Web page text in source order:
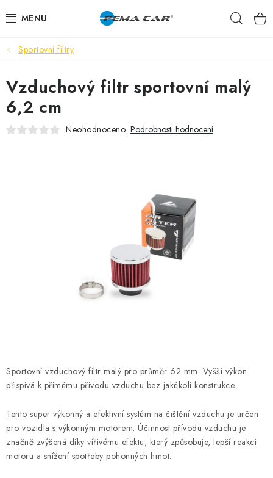
na
NOVINKY
DOPRODEJ
AUTODOPLŇKY
O nás Doprava Značky Kontakty
Reklamace
Zásady zpracování osobních údajů
Sportovní filtry
Sportovní vzduchový filtr malý pro průměr 62 mm. Vyšší výkon
přispívá k přímému přívodu vzduchu bez jakékoli konstrukce.
Tento super výkonný a efektivní systém na čištění vzduchu je určen
pro vozidla s výkonným motorem. Účinnost přívodu vzduchu je
značně zvýšená díky vířivému efektu, který způsobuje, lepší reakci
motoru a snížení spotřeby pohonných hmot.
Vzduchový filtr sportovní malý
6,2 cm
Neohodnoceno Podrobnosti hodnocení